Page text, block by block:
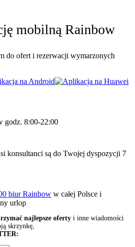
mobilną Rainbow
do ofert i rezerwacji wymarzonych
godz. 8:00-22:00
konsultanci są do Twojej dyspozycji 7
biur Rainbow w całej Polsce i
urlop
najlepsze oferty i inne wiadomości
skrzynkę,